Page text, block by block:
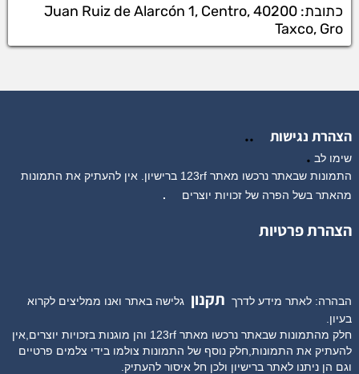
כתובת: Juan Ruiz de Alarcón 1, Centro, 40200
Taxco, Gro
הצהרת נגישות ..
שימו לב .
התמונות שבאתר נרכשו מאתר 123rf ברישיון. אין להעתיק את התמונות
מהאתר בשל הפרה של זכויות יוצרים
.
הצהרת פרטיות
הבהרה: לאתר מידע לדרך תקנון גלישה באתר ואנו ממליצים לקרוא
בעיון.
חלק מהתמונות שבאתר נרכשו מאתר 123rf והן מוגנות בזכויות יוצרים,אין
להעתיק את התמונות,חלק נוסף של התמונות צולמו בידי צלמים פרטיים
וגם הן ניתנו לאתר ברישיון ולכן חל איסור להעתיק.